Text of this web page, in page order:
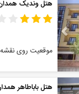
هتل وندیک
موقعیت روی نقشه
Previous
هتل باباطاهر